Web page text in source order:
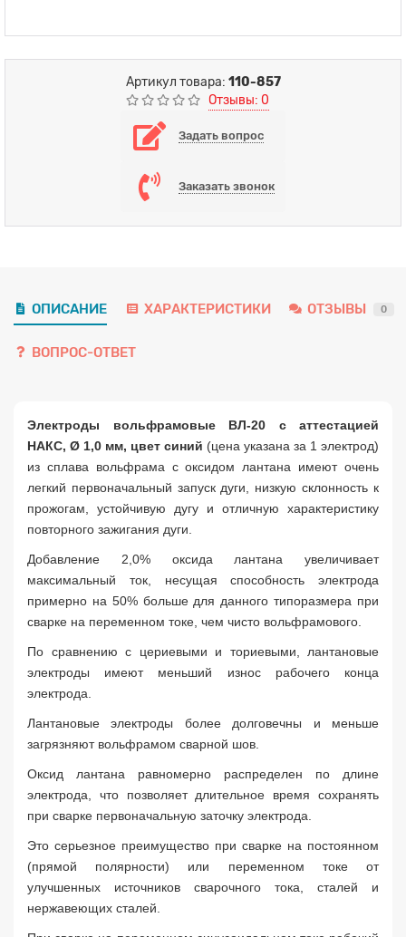
Артикул товара: 110-857
Отзывы: 0
Задать вопрос
Заказать звонок
ОПИСАНИЕ ХАРАКТЕРИСТИКИ ОТЗЫВЫ 0
ВОПРОС-ОТВЕТ
Электроды вольфрамовые ВЛ-20 с аттестацией
НАКС, Ø 1,0 мм, цвет синий (цена указана за 1 электрод)
из сплава вольфрама с оксидом лантана имеют очень
легкий первоначальный запуск дуги, низкую склонность к
прожогам, устойчивую дугу и отличную характеристику
повторного зажигания дуги.
Добавление 2,0% оксида лантана увеличивает
максимальный ток, несущая способность электрода
примерно на 50% больше для данного типоразмера при
сварке на переменном токе, чем чисто вольфрамового.
По сравнению с цериевыми и ториевыми, лантановые
электроды имеют меньший износ рабочего конца
электрода.
Лантановые электроды более долговечны и меньше
загрязняют вольфрамом сварной шов.
Оксид лантана равномерно распределен по длине
электрода, что позволяет длительное время сохранять
при сварке первоначальную заточку электрода.
Это серьезное преимущество при сварке на постоянном
(прямой полярности) или переменном токе от
улучшенных источников сварочного тока, сталей и
нержавеющих сталей.
Заявка на расчет ×